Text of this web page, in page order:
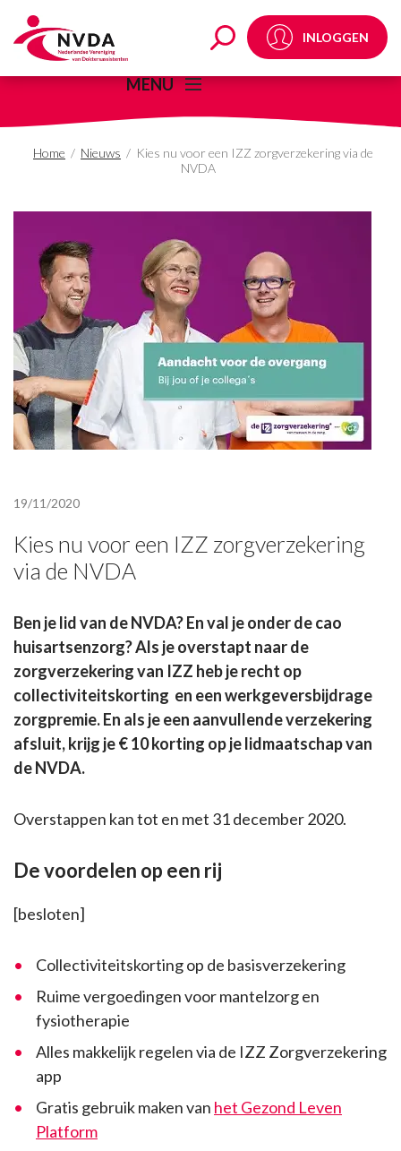
Kies nu voor een IZZ
INLOGGEN
MENU
Home / Nieuws / Kies nu voor een IZZ zorgverzekering via de
NVDA
19/11/2020
Kies nu voor een IZZ zorgverzekering
via de NVDA
Ben je lid van de NVDA? En val je onder de cao
huisartsenzorg? Als je overstapt naar de
zorgverzekering van IZZ heb je recht op
collectiviteitskorting en een werkgeversbijdrage
zorgpremie. En als je een aanvullende verzekering
afsluit, krijg je € 10 korting op je lidmaatschap van
de NVDA.
Overstappen kan tot en met 31 december 2020.
De voordelen op een rij
[besloten]
Collectiviteitskorting op de basisverzekering
Ruime vergoedingen voor mantelzorg en
fysiotherapie
Alles makkelijk regelen via de IZZ Zorgverzekering
app
Gratis gebruik maken van het Gezond Leven
Platform